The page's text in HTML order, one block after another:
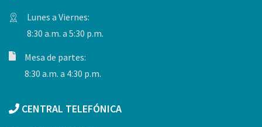
Lunes a Viernes:
8:30 a.m. a 5:30 p.m.
Mesa de partes:
8:30 a.m. a 4:30 p.m.
CENTRAL TELEFÓNICA